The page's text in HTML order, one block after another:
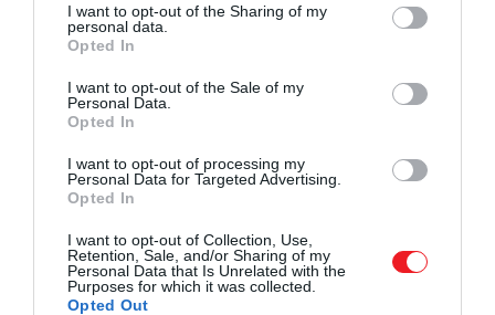
not limited to your visit or usage behaviour. You may click to
grant or deny consent to Google and its third-party tags to
use your data for below specified purposes in below Google
consent section.
I want to opt-out of the Sharing of my
personal data.
Opted In
I want to opt-out of the Sale of my
Personal Data.
Opted In
I want to opt-out of processing my
Personal Data for Targeted Advertising.
Opted In
I want to opt-out of Collection, Use,
Retention, Sale, and/or Sharing of my
Personal Data that Is Unrelated with the
Purposes for which it was collected.
Opted Out